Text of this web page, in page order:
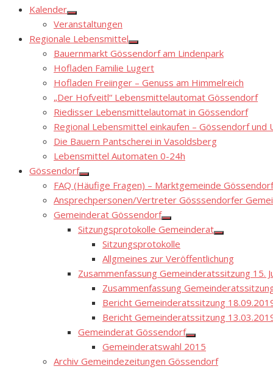
Kalender
Show
sub
menu
Veranstaltungen
Regionale Lebensmittel
Show
sub
menu
Bauernmarkt Gössendorf am Lindenpark
Hofladen Familie Lugert
Hofladen Freiinger – Genuss am Himmelreich
„Der Hofveitl“ Lebensmittelautomat Gössendorf
Riedisser Lebensmittelautomat in Gössendorf
Regional Lebensmittel einkaufen – Gössendorf und
Die Bauern Pantscherei in Vasoldsberg
Lebensmittel Automaten 0-24h
Gössendorf
Show
sub
menu
FAQ (Häufige Fragen) – Marktgemeinde Gössendorf
Ansprechpersonen/Vertreter Gösssendorfer
Gemeinderat Gössendorf
Show
sub
menu
Sitzungsprotokolle Gemeinderat
Show
menu
Sitzungsprotokolle
Allgmeines zur Veröffentlichung
Zusammenfassung Gemeinderatssitzung 15.
Zusammenfassung
Bericht Gemeinderatssitzung
Bericht Gemeinderatssitzung
Gemeinderat Gössendorf
Show
sub
menu
Gemeinderatswahl 2015
Archiv Gemeindezeitungen Gössendorf